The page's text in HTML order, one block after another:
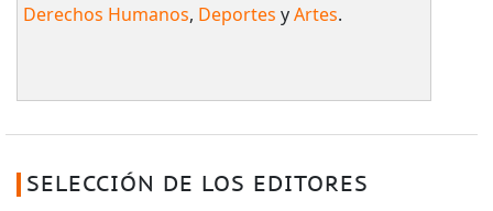
Derechos Humanos, Deportes yArtes.
SELECCIÓN DE LOS EDITORES